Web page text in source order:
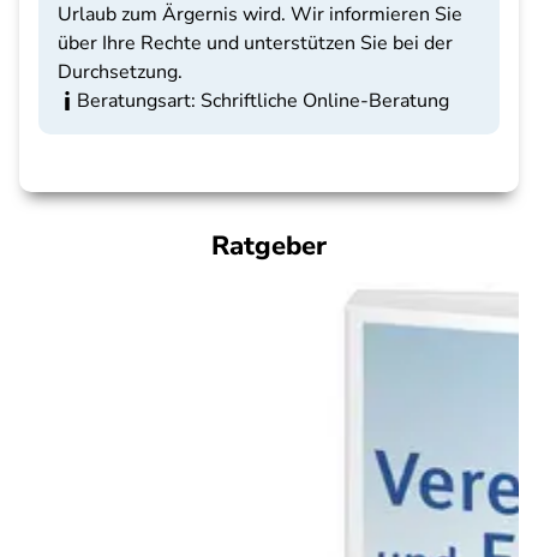
Urlaub zum Ärgernis wird. Wir informieren Sie
über Ihre Rechte und unterstützen Sie bei der
Durchsetzung.
Beratungsart: Schriftliche Online-Beratung
Ratgeber